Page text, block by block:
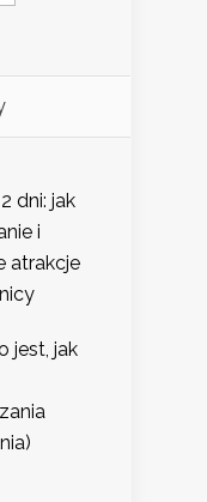
dni: jak
i
atrakcje
jest, jak